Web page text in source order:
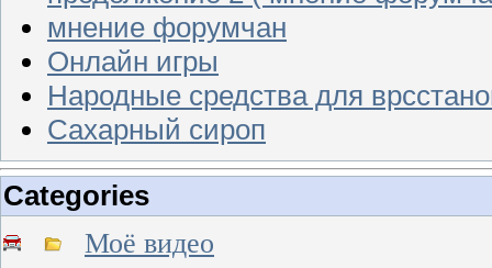
мнение форумчан
Онлайн игры
Народные средства для
Сахарный сироп
Categories
Моё видео